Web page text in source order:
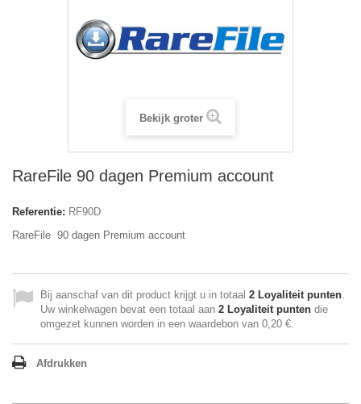
Bekijk groter
RareFile 90 dagen Premium account
Referentie: RF90D
RareFile 90 dagen Premium account
Bij aanschaf van dit product krijgt u in totaal 2 Loyaliteit punten.
Uw winkelwagen bevat een totaal aan 2 Loyaliteit punten die
omgezet kunnen worden in een waardebon van 0,20 €.
Afdrukken